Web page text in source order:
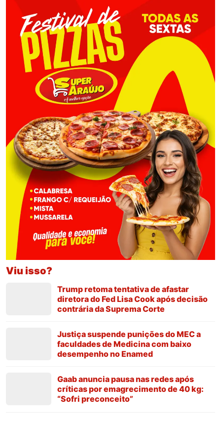
Viu isso?
Trump retoma tentativa de afastar
diretora do Fed Lisa Cook após decisão
contrária da Suprema Corte
Justiça suspende punições do MEC a
faculdades de Medicina com baixo
desempenho no Enamed
Gaab anuncia pausa nas redes após
críticas por emagrecimento de 40 kg:
“Sofri preconceito”